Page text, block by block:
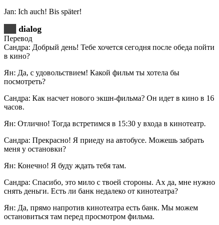
Jan: Ich auch! Bis später!
dialog
Перевод
Сандра: Добрый день! Тебе хочется сегодня после обеда пойти
в кино?
Ян: Да, с удовольствием! Какой фильм ты хотела бы
посмотреть?
Сандра: Как насчет нового экшн-фильма? Он идет в кино в 16
часов.
Ян: Отлично! Тогда встретимся в 15:30 у входа в кинотеатр.
Сандра: Прекрасно! Я приеду на автобусе. Можешь забрать
меня у остановки?
Ян: Конечно! Я буду ждать тебя там.
Сандра: Спасибо, это мило с твоей стороны. Ах да, мне нужно
снять деньги. Есть ли банк недалеко от кинотеатра?
Ян: Да, прямо напротив кинотеатра есть банк. Мы можем
остановиться там перед просмотром фильма.